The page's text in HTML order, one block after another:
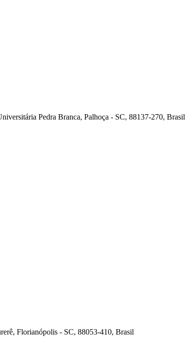
Pedra Branca, Palhoça - SC, 88137-270, Brasil
Florianópolis - SC, 88053-410, Brasil